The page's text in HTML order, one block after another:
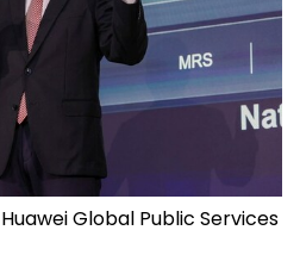
Global Public Services